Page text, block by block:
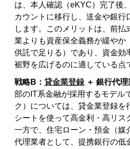
は、本人確認（eKYC）完了後
カウントに移行し、送金や銀行
します。このメリットは、前払
業よりも資産保全義務が緩やか
供託で足りる）であり、資金効
裾野を広げるのに適している点
戦略B：貸金業登録＋ 銀行代理
部のIT系金融が採用するモデル
ク）については、貸金業登録を
シートを使って高金利・高リス
一方で、住宅ローン・預金（媒
代理業者として、提携銀行の低